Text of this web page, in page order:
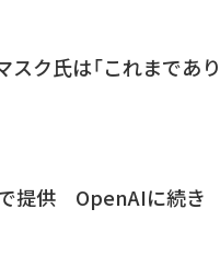
ク氏は「これまであり
提供 OpenAIに続き